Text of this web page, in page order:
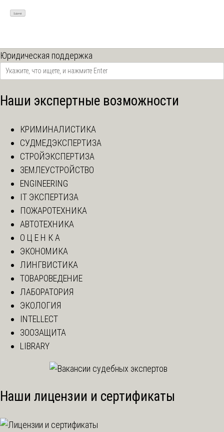
Юридическая поддержка
Наши экспертные возможности
КРИМИНАЛИСТИКА
СУДМЕДЭКСПЕРТИЗА
СТРОЙЭКСПЕРТИЗА
ЗЕМЛЕУСТРОЙСТВО
ENGINEERING
IT ЭКСПЕРТИЗА
ПОЖАРОТЕХНИКА
АВТОТЕХНИКА
О Ц Е Н К А
ЭКОНОМИКА
ЛИНГВИСТИКА
ТОВАРОВЕДЕНИЕ
ЛАБОРАТОРИЯ
ЭКОЛОГИЯ
INTELLECT
ЗООЗАЩИТА
LIBRARY
Наши лицензии и сертификаты